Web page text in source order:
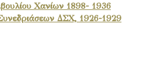
Χανίων 1898- 1936
ΔΣΧ, 1926-1929